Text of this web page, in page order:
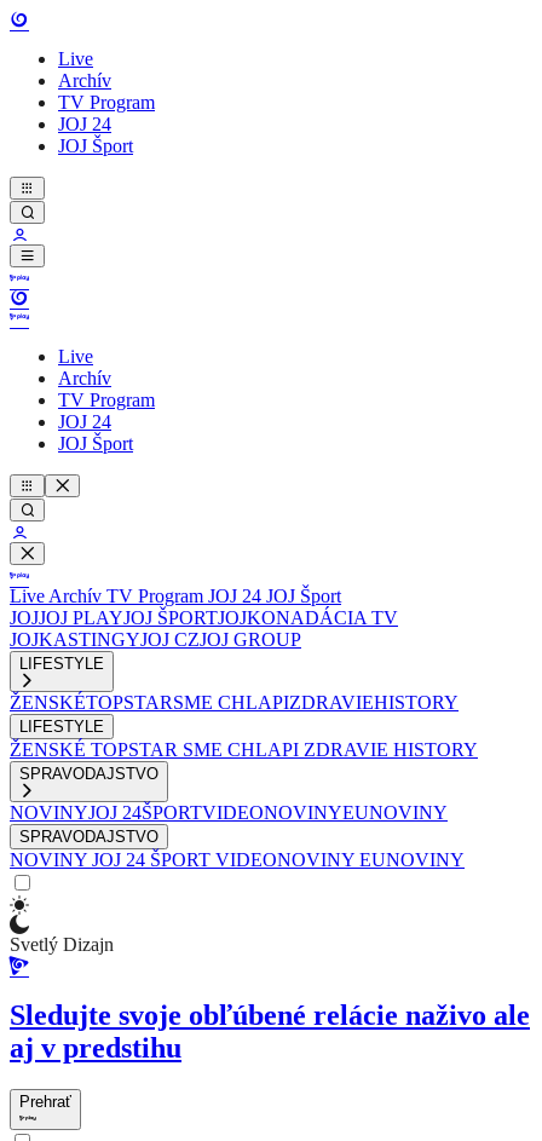
Live
Archív
TV Program
JOJ 24
JOJ Šport
Live
Archív
TV Program
JOJ 24
JOJ Šport
Live Archív TV Program JOJ 24 JOJ Šport
JOJJOJ PLAYJOJ ŠPORTJOJKONADÁCIA TV
JOJKASTINGYJOJ CZJOJ GROUP
LIFESTYLE
ŽENSKÉTOPSTARSME CHLAPIZDRAVIEHISTORY
LIFESTYLE
ŽENSKÉ TOPSTAR SME CHLAPI ZDRAVIE HISTORY
SPRAVODAJSTVO
NOVINYJOJ 24ŠPORTVIDEONOVINYEUNOVINY
SPRAVODAJSTVO
NOVINY JOJ 24 ŠPORT VIDEONOVINY EUNOVINY
Svetlý Dizajn
Sledujte svoje obľúbené relácie naživo ale
aj v predstihu
Prehrať